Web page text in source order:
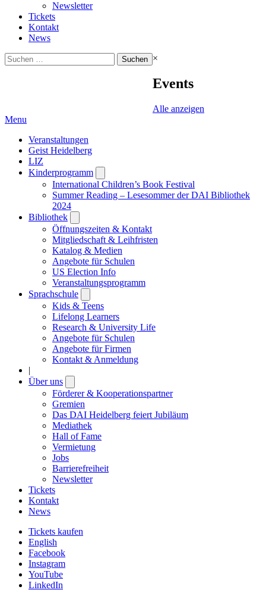
Newsletter
Tickets
Kontakt
News
Suchen
nach:
×
Events
Alle anzeigen
Menu
Veranstaltungen
Geist Heidelberg
LIZ
Kinderprogramm
submenu
International Children’s Book Festival
Summer Reading – Lesesommer der DAI Bibliothek
2024
Bibliothek
submenu
Öffnungszeiten & Kontakt
Mitgliedschaft & Leihfristen
Katalog & Medien
Angebote für Schulen
US Election Info
Veranstaltungsprogramm
Sprachschule
submenu
Kids & Teens
Lifelong Learners
Research & University Life
Angebote für Schulen
Angebote für Firmen
Kontakt & Anmeldung
|
Über uns
submenu
Förderer & Kooperationspartner
Gremien
Das DAI Heidelberg feiert Jubiläum
Mediathek
Hall of Fame
Vermietung
Jobs
Barrierefreiheit
Newsletter
Tickets
Kontakt
News
Tickets kaufen
English
Facebook
Instagram
YouTube
LinkedIn